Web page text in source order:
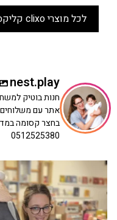
לכל מוצרי clixo קליקסו
nest.play
חנות בוטיק
אתר עם
בחצר קסומה
0512525380
כשפתחתי את החנות חלמתי
שמחה
39 16